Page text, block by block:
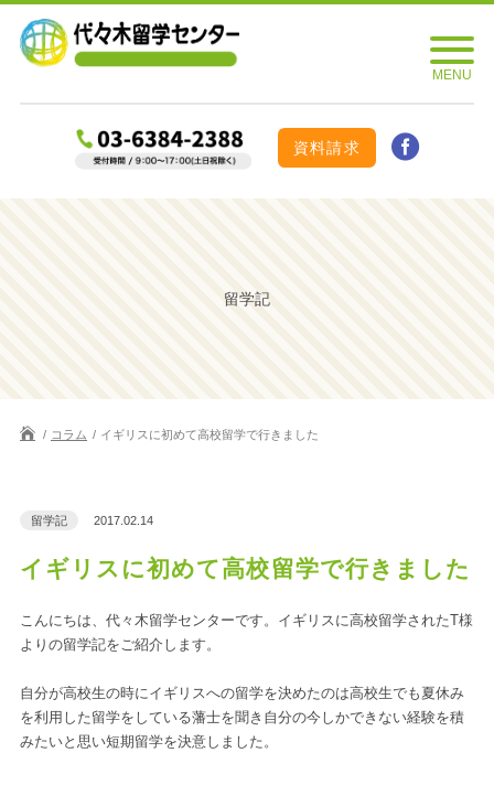
資料請求
留学記
コラム イギリスに初めて高校留学で行きました
留学記 2017.02.14
イギリスに初めて高校留学で行きました
こんにちは、代々木留学センターです。イギリスに高校留学されたT様
よりの留学記をご紹介します。
自分が高校生の時にイギリスへの留学を決めたのは高校生でも夏休み
を利用した留学をしている藩士を聞き自分の今しかできない経験を積
みたいと思い短期留学を決意しました。